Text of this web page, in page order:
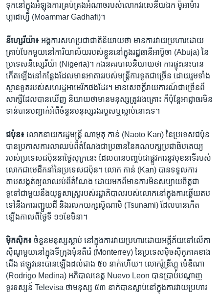
ទុក​នៅ​ក្នុងអំឡុង​ការគ្រប់គ្រង​អំណាច​របស់​លោក​វរសេនីយឯក​ ម៉ូអាម៉ារ​
ហ្កាដាហ្វី​ (Moammar Gadhafi)។
នីហ្សេរីយ៉ា៖ អង្គការ​សហប្រជាជាតិ​និយាយ​ថា​ មាន​ការវាយប្រហារ​ដោយ​
គ្រាប់​បែក​មួយ​នៅ​ការិយាល័យ​របស់​ខ្លួន​នៅក្នុង​រដ្ឋធានី​អាប៊ូចា​ (Abuja)​ នៃ​
ប្រទេស​នីស្សេរីយ៉ា (Nigeria)។​ កង​នគរបាល​និយាយ​ថា​ ការ​ផ្ទុះ​នេះ​បាន​
កើតឡើង​នៅ​កន្លែង​ដែល​មាន​អាគាររបស់​មន្រ្តី​ការទូត​ជាច្រើន​ ដោយ​រួមទាំង​
ស្ថានទូត​របស់​សហរដ្ឋ​អាមេរិក​ផងដែរ។​ មាន​សេចក្តី​រាយការណ៍​ជា​ច្រើន​ពី​
សាក្សី​ដែល​បាន​ឃើញ​ និយាយ​ថា​មាន​មនុស្ស​ត្រូវ​រងគ្រោះ​ ក៏ប៉ុន្តែ​អាជ្ញាធរ​មិន
ទាន់​បាន​បញ្ជាក់​អំពី​ចំនួន​មនុស្ស​រងរបួស​ឬ​ស្លាប់​នោះទេ។
ជប៉ុន៖ លោក​នាយករដ្ឋមន្រ្តី​ ណាអុតុ កាន់ (Naoto Kan)​ នៃ​ប្រទេស​ជប៉ុន​
បាន​ប្រកាស​ការ​លា​ឈប់​ពី​តំណែង​ជា​ប្រធាន​នៃ​គណបក្ស​ប្រជាធិបតេយ្យ​
របស់​ប្រទេស​ជប៉ុន​នា​ថ្ងៃសុក្រ​នេះ​ ដែល​បាន​បញ្ចប់​ជា​ផ្លូវការ​នូវ​មុខនាទី​របស់​
លោក​ជា​មេដឹកនាំ​នៃ​ប្រទេស​ជប៉ុន។​ លោក​ កាន់ (Kan)​ បាន​ទទួល​ការ​
គាបសង្កត់​ឲ្យ​លា​ឈប់​ពី​តំណែង​ ដោយ​មកពី​មាន​ការ​មិន​សប្បាយចិត្ត​ជា
ទូទៅ​ជាមួយ​នឹង​យុទ្ធសាស្រ្ត​របស់​រដ្ឋាភិបាល​របស់​លោក​នៅ​ក្នុង​ការឆ្លើយតប​
ទៅនឹង​ការរញ្ជួយដី​ និង​រលក​យក្ស​ស៊ូណាមិ​ (Tsunami) ​ដែល​បាន​កើត
ឡើង​កាលពី​ថ្ងៃ​ទី​ ១១​ខែ​មិនា។
ម៉ិកស៊ិក៖ ចំនួន​មនុស្ស​ស្លាប់​ នៅ​ក្នុង​ការ​វាយប្រហារ​ដោយ​អគ្គីភ័យ​ទៅលើ​កា
ស៊ីណូ​មួយ​នៅក្នុង​ទីក្រុង​ម៉ុនតឺរ៉េ​ (Monterrey)​ នៃ​ប្រទេស​ម៉ិចស៊ីកូ​ភាគ​ខាង
ជើង​ ឥឡូវ​នេះ​បាន​ឡើង​ដល់​ជាង​ ៥០​ នាក់​ហើយ។​ លោក​រ៉ូឌ្រីហ្គូ​ ម៉េឌីណា​
(Rodrigo Medina) អភិបាល​ខេត្ត​ Nuevo Leon​ បាន​ប្រាប់​បណ្តាញ​
ទូរទស្សន៍​ Televisa​ ថា​មនុស្ស​ ៥៣​ នាក់​បាន​ស្លាប់​នៅ​ក្នុង​ការ​វាយប្រហារ​